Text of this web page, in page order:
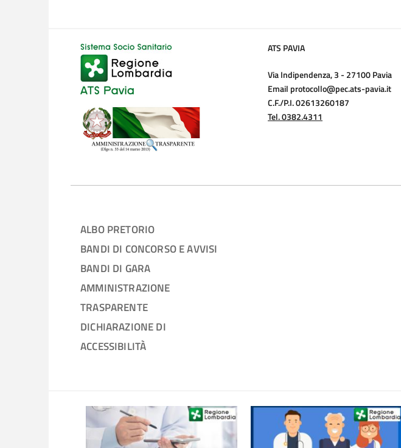
ATS PAVIA
Via Indipendenza, 3 - 27100 Pavia
Email protocollo@pec.ats-pavia.it
C.F./P.I. 02613260187
Tel. 0382.4311
ALBO PRETORIO
BANDI DI CONCORSO E AVVISI
BANDI DI GARA
AMMINISTRAZIONE
TRASPARENTE
DICHIARAZIONE DI
ACCESSIBILITÀ